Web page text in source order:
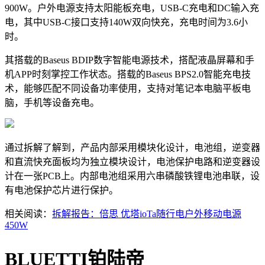
900W。户外电源支持太阳能板充电，USB-C充电和DC输入充
电，其中USB-C接口支持140W双向快充，充电时间为3.6小
时。
其搭载的Baseus BDIP数字智能电源技术，搭配液晶屏幕和手
机APP时刻掌控工作状态。搭载的Baseus BPS2.0智能充电技
术，能够匹配不同设备功率使用，支持对笔记本电脑平板电
脑，手机等设备充电。
通过拆解了解到，产品内部采用模块化设计，电池组，逆变器
和直流快充面板均为独立模块设计，电池保护电路和逆变器设
计在一张PCB上。内部电池组采用六串磷酸铁锂电池串联，设
有电池保护芯片进行保护。
相关阅读： 拆解报告：倍思 优塔ioTa随行电户外移动电源
450W
BLUETTI铂陆帝